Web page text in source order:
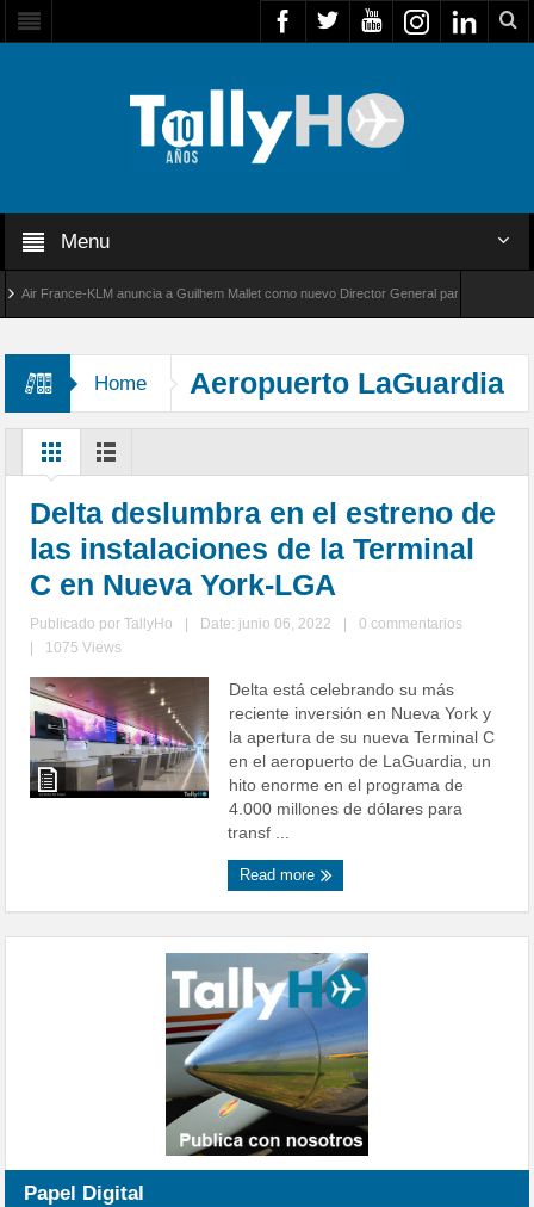
Menu
France-KLM anuncia a Guilhem Mallet como nuevo Director General para América Latina
Home Aeropuerto LaGuardia
Delta deslumbra en el estreno de
las instalaciones de la Terminal
C en Nueva York-LGA
Publicado porTallyHo Date: junio 06, 2022
0 commentarios
1075 Views
Delta está celebrando su más
reciente inversión en Nueva York y
la apertura de su nueva Terminal C
en el aeropuerto de LaGuardia, un
hito enorme en el programa de
4.000 millones de dólares para
transf ...
Read more
Papel Digital